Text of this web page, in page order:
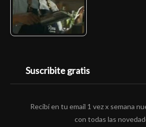
Suscribite gratis
Recibí en tu email 1 vez x semana
con todas las